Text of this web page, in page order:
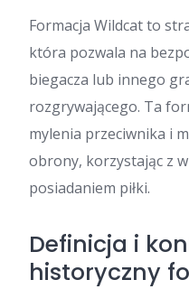
Formacja Wildcat to
która pozwala na
biegacza lub innego
rozgrywającego. Ta
mylenia przeciwnika i
obrony, korzystając z
posiadaniem piłki.
Definicja i
historyczny